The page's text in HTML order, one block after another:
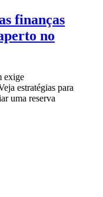
finanças
no
exige
estratégias para
uma reserva